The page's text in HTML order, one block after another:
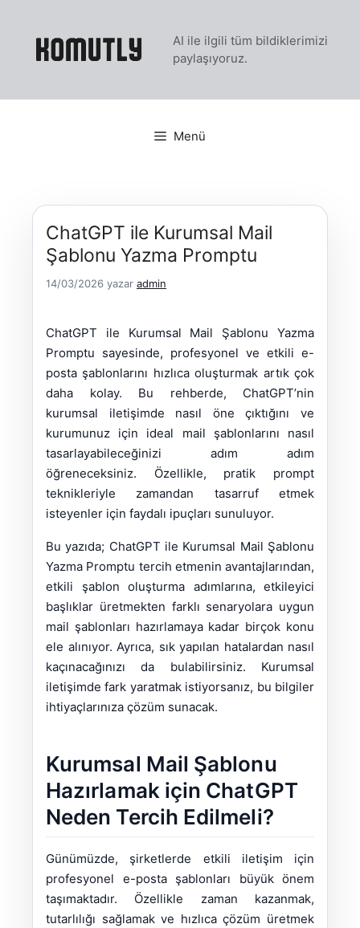
AI ile ilgili tüm bildiklerimizi
paylaşıyoruz.
Menü
ChatGPT ile Kurumsal Mail
Şablonu Yazma Promptu
14/03/2026 yazar admin
ChatGPT ile Kurumsal Mail Şablonu Yazma
Promptu sayesinde, profesyonel ve etkili e-
posta şablonlarını hızlıca oluşturmak artık çok
daha kolay. Bu rehberde, ChatGPT’nin
kurumsal iletişimde nasıl öne çıktığını ve
kurumunuz için ideal mail şablonlarını nasıl
tasarlayabileceğinizi adım adım
öğreneceksiniz. Özellikle, pratik prompt
teknikleriyle zamandan tasarruf etmek
isteyenler için faydalı ipuçları sunuluyor.
Bu yazıda; ChatGPT ile Kurumsal Mail Şablonu
Yazma Promptu tercih etmenin avantajlarından,
etkili şablon oluşturma adımlarına, etkileyici
başlıklar üretmekten farklı senaryolara uygun
mail şablonları hazırlamaya kadar birçok konu
ele alınıyor. Ayrıca, sık yapılan hatalardan nasıl
kaçınacağınızı da bulabilirsiniz. Kurumsal
iletişimde fark yaratmak istiyorsanız, bu bilgiler
ihtiyaçlarınıza çözüm sunacak.
Kurumsal Mail Şablonu
Hazırlamak için ChatGPT
Neden Tercih Edilmeli?
Günümüzde, şirketlerde etkili iletişim için
profesyonel e-posta şablonları büyük önem
taşımaktadır. Özellikle zaman kazanmak,
tutarlılığı sağlamak ve hızlıca çözüm üretmek